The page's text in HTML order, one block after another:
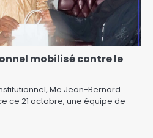
mobilisé contre le
Me Jean-Bernard
ce 21 octobre, une équipe de